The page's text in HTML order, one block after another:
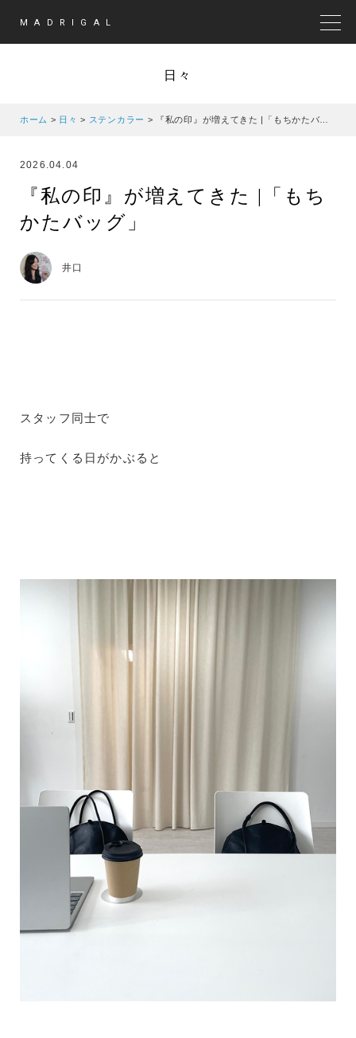
MADRIGAL
日々
ホーム > 日々 > ステンカラー > 『私の印』が増えてきた |「もちかたバッグ」
2026.04.04
『私の印』が増えてきた |「もち
かたバッグ」
井口
スタッフ同士で
持ってくる日がかぶると